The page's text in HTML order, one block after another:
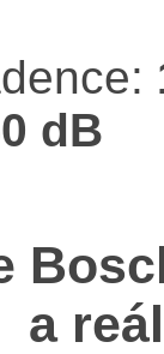
dB
a